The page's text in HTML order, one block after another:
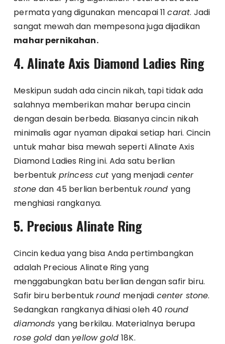
permata yang digunakan mencapai 11carat. Jadi
sangat mewah dan mempesona juga dijadikan
mahar pernikahan.
4. Alinate Axis Diamond Ladies Ring
Meskipun sudah ada cincin nikah, tapi tidak ada
salahnya memberikan mahar berupa cincin
dengan desain berbeda. Biasanya cincin nikah
minimalis agar nyaman dipakai setiap hari. Cincin
untuk mahar bisa mewah seperti Alinate Axis
Diamond Ladies Ring ini. Ada satu berlian
berbentuk princess cut yang menjadi center
stonedan 45 berlian berbentukround yang
menghiasi rangkanya.
5. Precious Alinate Ring
Cincin kedua yang bisa Anda pertimbangkan
adalah Precious Alinate Ring yang
menggabungkan batu berlian dengan safir biru.
Safir biru berbentukround menjadi center stone.
Sedangkan rangkanya dihiasi oleh 40 round
diamonds yang berkilau. Materialnya berupa
rose gold dan yellow gold18K.